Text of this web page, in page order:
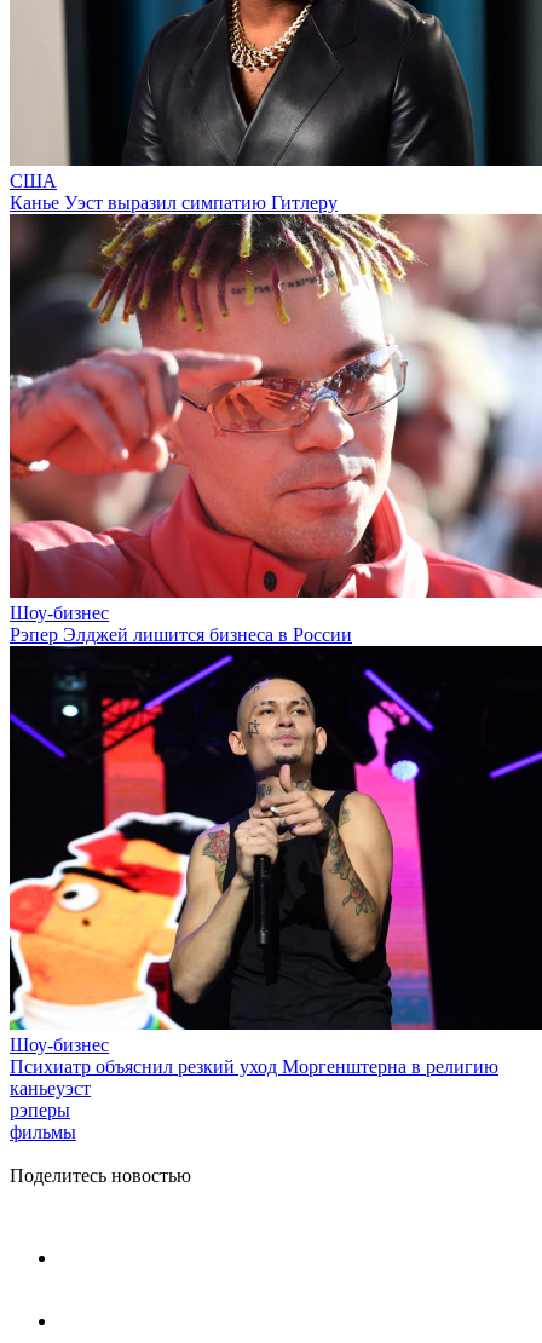
США
Канье Уэст выразил симпатию Гитлеру
Шоу-бизнес
Рэпер Элджей лишится бизнеса в России
Шоу-бизнес
Психиатр объяснил резкий уход Моргенштерна в религию
каньеуэст
рэперы
фильмы
Поделитесь новостью